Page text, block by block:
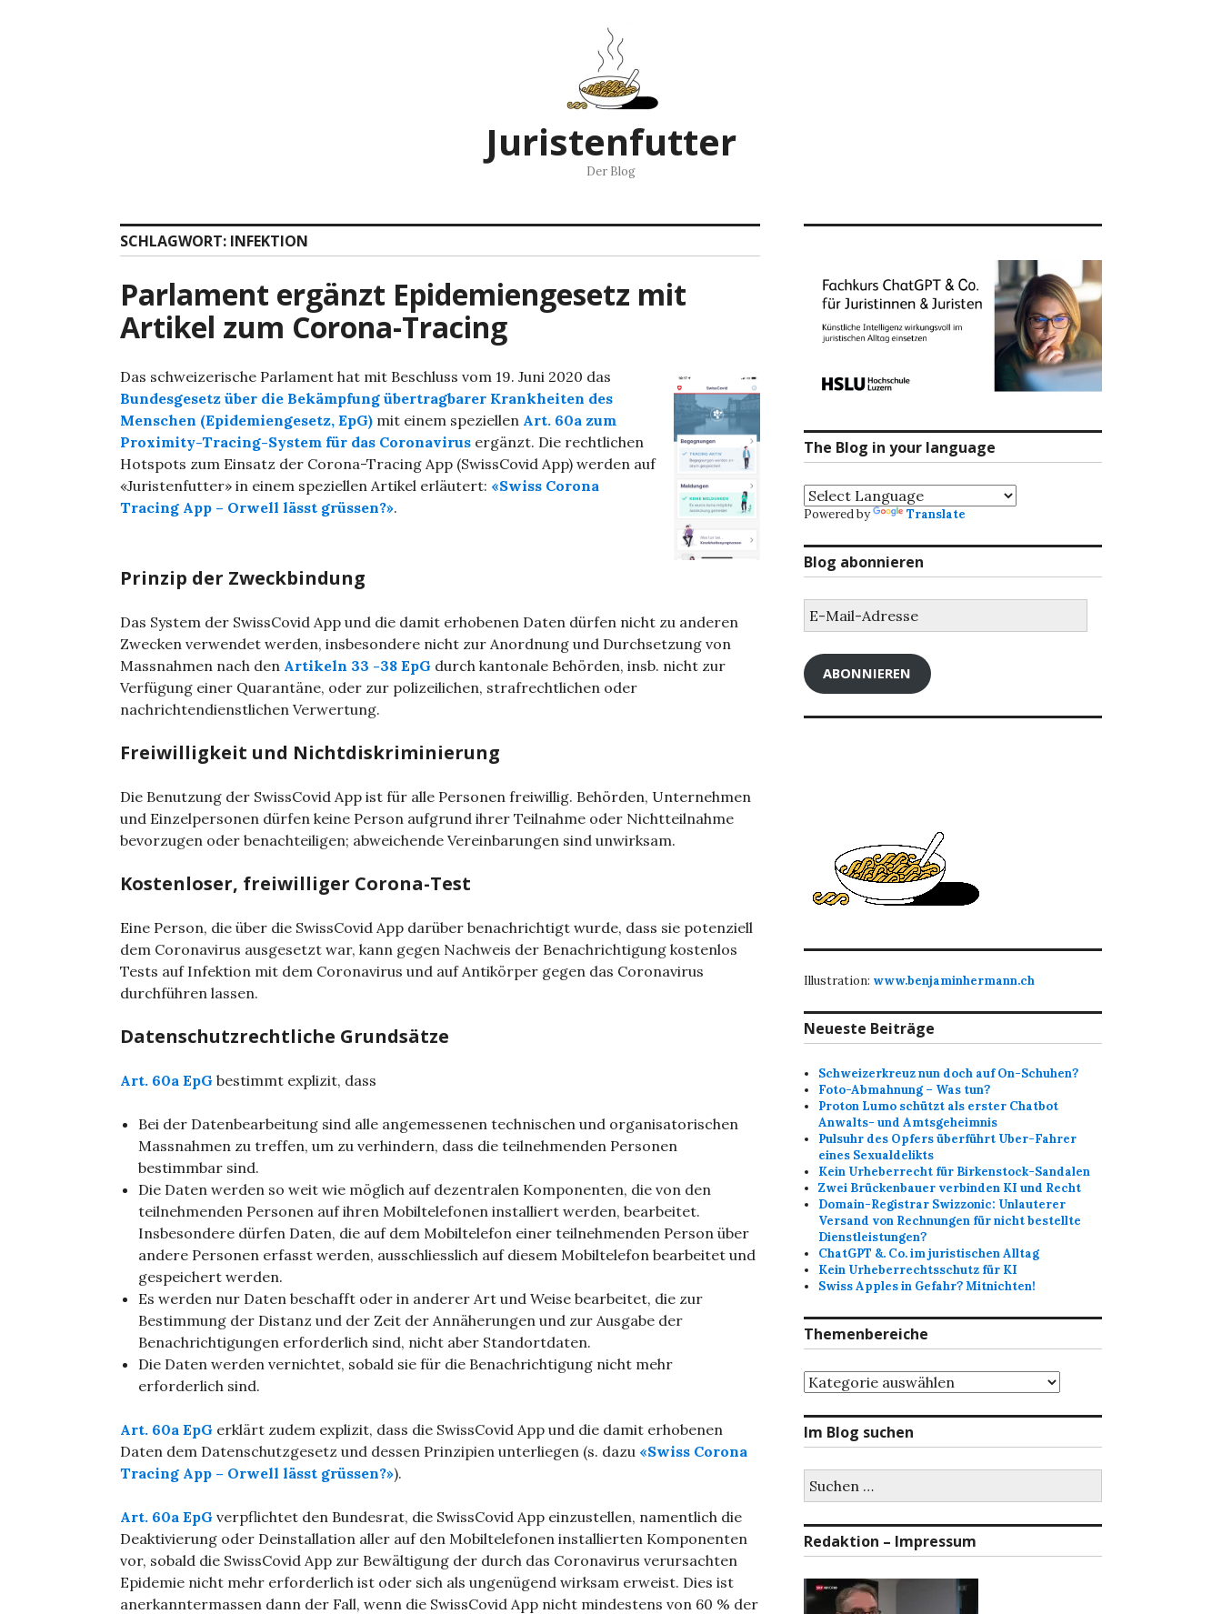
Juristenfutter
Der Blog
SCHLAGWORT: INFEKTION
Parlament ergänzt Epidemiengesetz mit
Artikel zum Corona-Tracing
Das schweizerische Parlament hat mit Beschluss vom 19. Juni 2020 das
Bundesgesetz über die Bekämpfung übertragbarer Krankheiten des
Menschen (Epidemiengesetz, EpG) mit einem speziellen Art. 60a zum
Proximity-Tracing-System für das Coronavirus ergänzt. Die rechtlichen
Hotspots zum Einsatz der Corona-Tracing App (SwissCovid App) werden auf
«Juristenfutter» in einem speziellen Artikel erläutert: «Swiss Corona
Tracing App – Orwell lässt grüssen?».
Prinzip der Zweckbindung
Das System der SwissCovid App und die damit erhobenen Daten dürfen nicht zu anderen
Zwecken verwendet werden, insbesondere nicht zur Anordnung und Durchsetzung von
Massnahmen nach den Artikeln 33 -38 EpG durch kantonale Behörden, insb. nicht zur
Verfügung einer Quarantäne, oder zur polizeilichen, strafrechtlichen oder
nachrichtendienstlichen Verwertung.
Freiwilligkeit und Nichtdiskriminierung
Die Benutzung der SwissCovid App ist für alle Personen freiwillig. Behörden, Unternehmen
und Einzelpersonen dürfen keine Person aufgrund ihrer Teilnahme oder Nichtteilnahme
bevorzugen oder benachteiligen; abweichende Vereinbarungen sind unwirksam.
Kostenloser, freiwilliger Corona-Test
Eine Person, die über die SwissCovid App darüber benachrichtigt wurde, dass sie potenziell
dem Coronavirus ausgesetzt war, kann gegen Nachweis der Benachrichtigung kostenlos
Tests auf Infektion mit dem Coronavirus und auf Antikörper gegen das Coronavirus
durchführen lassen.
Datenschutzrechtliche Grundsätze
Art. 60a EpG bestimmt explizit, dass
Bei der Datenbearbeitung sind alle angemessenen technischen und organisatorischen
Massnahmen zu treffen, um zu verhindern, dass die teilnehmenden Personen
bestimmbar sind.
Die Daten werden so weit wie möglich auf dezentralen Komponenten, die von den
teilnehmenden Personen auf ihren Mobiltelefonen installiert werden, bearbeitet.
Insbesondere dürfen Daten, die auf dem Mobiltelefon einer teilnehmenden Person über
andere Personen erfasst werden, ausschliesslich auf diesem Mobiltelefon bearbeitet und
gespeichert werden.
Es werden nur Daten beschafft oder in anderer Art und Weise bearbeitet, die zur
Bestimmung der Distanz und der Zeit der Annäherungen und zur Ausgabe der
Benachrichtigungen erforderlich sind, nicht aber Standortdaten.
Die Daten werden vernichtet, sobald sie für die Benachrichtigung nicht mehr
erforderlich sind.
Art. 60a EpG erklärt zudem explizit, dass die SwissCovid App und die damit erhobenen
Daten dem Datenschutzgesetz und dessen Prinzipien unterliegen (s. dazu «Swiss Corona
Tracing App – Orwell lässt grüssen?»).
Art. 60a EpG verpflichtet den Bundesrat, die SwissCovid App einzustellen, namentlich die
Deaktivierung oder Deinstallation aller auf den Mobiltelefonen installierten Komponenten
vor, sobald die SwissCovid App zur Bewältigung der durch das Coronavirus verursachten
Epidemie nicht mehr erforderlich ist oder sich als ungenügend wirksam erweist. Dies ist
anerkanntermassen dann der Fall, wenn die SwissCovid App nicht mindestens von 60 % der
The Blog in your language
Powered by Translate
Blog abonnieren
Mail-
ABONNIEREN
Illustration: www.benjaminhermann.ch
Neueste Beiträge
Schweizerkreuz nun doch auf On-Schuhen?
Foto-Abmahnung – Was tun?
Proton Lumo schützt als erster Chatbot
Anwalts- und Amtsgeheimnis
Pulsuhr des Opfers überführt Uber-Fahrer
eines Sexualdelikts
Kein Urheberrecht für Birkenstock-Sandalen
Zwei Brückenbauer verbinden KI und Recht
Domain-Registrar Swizzonic: Unlauterer
Versand von Rechnungen für nicht bestellte
Dienstleistungen?
ChatGPT &. Co. im juristischen Alltag
Kein Urheberrechtsschutz für KI
Swiss Apples in Gefahr? Mitnichten!
Themenbereiche
Themenbereiche
Im Blog suchen
nach:
Redaktion – Impressum